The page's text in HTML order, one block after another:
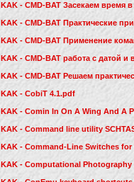
KAK - CMD-BAT Засекаем время
KAK - CMD-BAT Практические
KAK - CMD-BAT Применение
KAK - CMD-BAT работа с датой
KAK - CMD-BAT Решаем
KAK - CobiT 4.1.pdf
KAK - Comin In On A Wing And A
KAK - Command line utility
KAK - Command-Line Switches
KAK - Computational